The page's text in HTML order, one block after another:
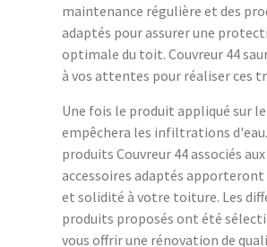
maintenance régulière et des
adaptés pour assurer une
optimale du toit. Couvreur 44
à vos attentes pour réaliser ces
Une fois le produit appliqué sur
empêchera les infiltrations
produits Couvreur 44 associés
accessoires adaptés
et solidité à votre toiture. Les
produits proposés ont été
vous offrir une rénovation de